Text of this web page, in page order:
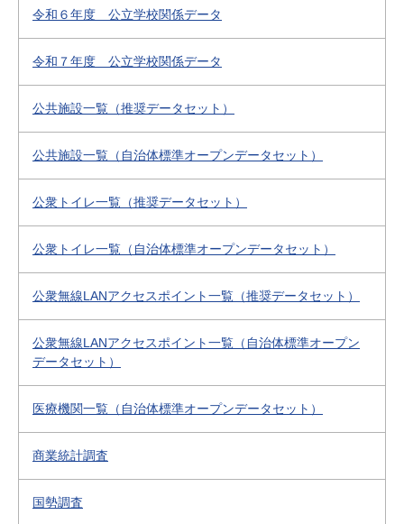
令和６年度 公立学校関係データ
令和７年度 公立学校関係データ
公共施設一覧（推奨データセット）
公共施設一覧（自治体標準オープンデータセット）
公衆トイレ一覧（推奨データセット）
公衆トイレ一覧（自治体標準オープンデータセット）
公衆無線LANアクセスポイント一覧（推奨データセット）
公衆無線LANアクセスポイント一覧（自治体標準オープン
データセット）
医療機関一覧（自治体標準オープンデータセット）
商業統計調査
国勢調査